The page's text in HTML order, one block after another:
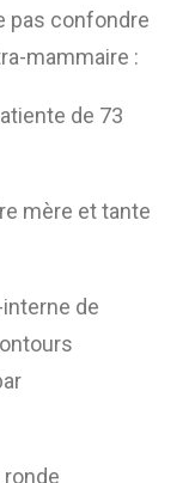
pas confondre
mammaire :
de 73
mère et tante
de
ronde